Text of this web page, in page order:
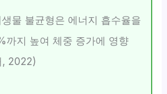
물 불균형은 에너지 흡수율을
까지 높여 체중 증가에 영향
, 2022)